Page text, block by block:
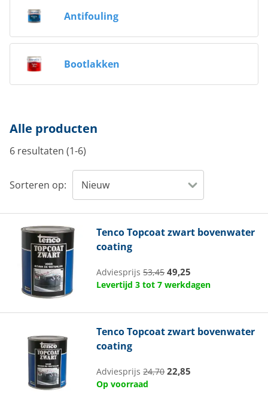
Antifouling
Bootlakken
Alle producten
6 resultaten (1-6)
Sorteren op:
TencoTopcoat zwart bovenwater
coating
Adviesprijs53,45 49,25
Levertijd 3 tot 7 werkdagen
TencoTopcoat zwart bovenwater
coating
Adviesprijs24,70 22,85
Op voorraad